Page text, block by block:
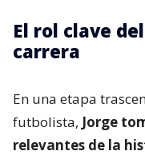
El rol clave
carrera
En una etapa
futbolista, Jorge
relevantes de la